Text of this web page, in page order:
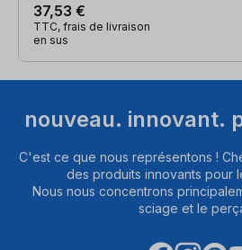
37,53 €
TTC, frais de livraison
en sus
nouveau. innovant.
C'est ce que nous représentons !
des produits innovants pour
Nous nous concentrons
sciage et le